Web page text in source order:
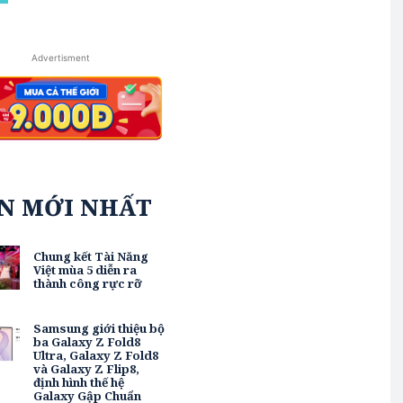
Advertisment
MỚI NHẤT
Chung kết Tài Năng
Việt mùa 5 diễn ra
thành công rực rỡ
Samsung giới thiệu bộ
ba Galaxy Z Fold8
Ultra, Galaxy Z Fold8
và Galaxy Z Flip8,
định hình thế hệ
Galaxy Gập Chuẩn